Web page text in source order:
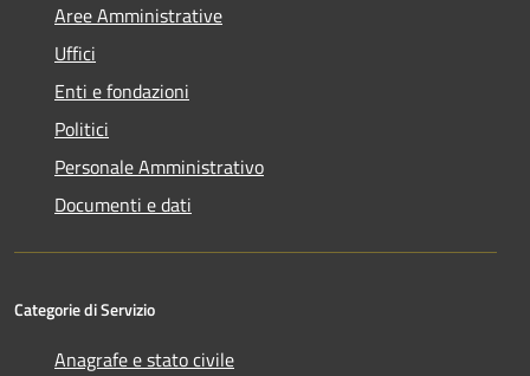
Aree Amministrative
Uffici
Enti e fondazioni
Politici
Personale Amministrativo
Documenti e dati
Categorie di Servizio
Anagrafe e stato civile